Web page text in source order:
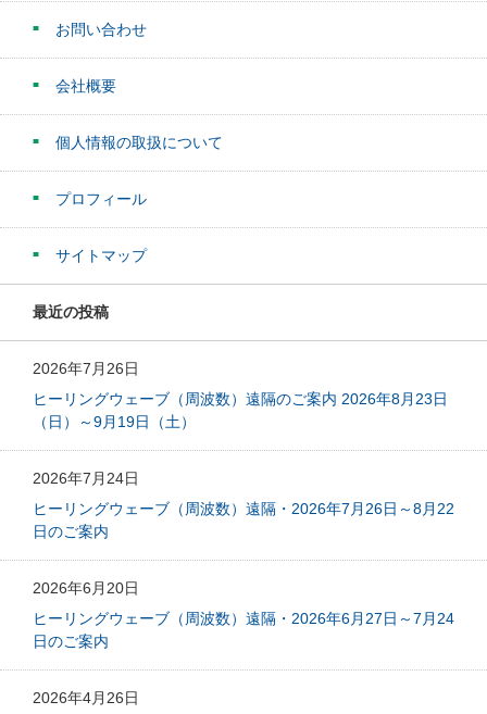
お問い合わせ
会社概要
個人情報の取扱について
プロフィール
サイトマップ
最近の投稿
2026年7月26日
ヒーリングウェーブ（周波数）遠隔のご案内 2026年8月23日
（日）～9月19日（土）
2026年7月24日
ヒーリングウェーブ（周波数）遠隔・2026年7月26日～8月22
日のご案内
2026年6月20日
ヒーリングウェーブ（周波数）遠隔・2026年6月27日～7月24
日のご案内
2026年4月26日